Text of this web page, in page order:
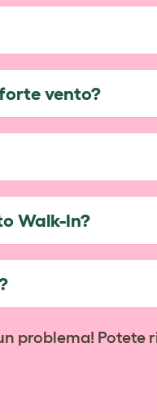
vento?
Walk-In?
problema!